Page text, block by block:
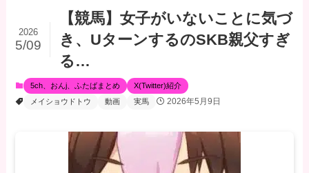
【競馬】女子がいないことに気づ
き、UターンするのSKB親父すぎ
る…
2026
5/09
5ch、おんj、ふたばまとめ
X(Twitter)紹介
メイショウドトウ
動画 実馬 2026年5月9日